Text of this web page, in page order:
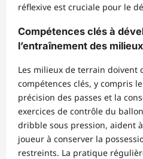
réflexive est cruciale pour le
Compétences clés à
l’entraînement des
Les milieux de terrain doivent
compétences clés, y compris
précision des passes et la
exercices de contrôle du
dribble sous pression, aident
joueur à conserver la
restreints. La pratique